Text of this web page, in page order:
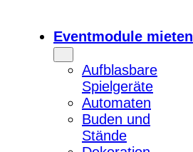
Eventmodule mieten
Aufblasbare
Spielgeräte
Automaten
Buden und
Stände